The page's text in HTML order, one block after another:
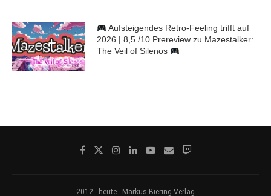
Aufsteigendes Retro-Feeling trifft auf
2026 | 8,5 /10 Prereview zu Mazestalker:
The Veil of Silenos
2012 - heute - Markus Biering Verlag